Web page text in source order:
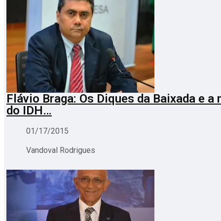
Flávio Braga: Os Diques da Baixada e a
do IDH…
01/17/2015
Vandoval Rodrigues